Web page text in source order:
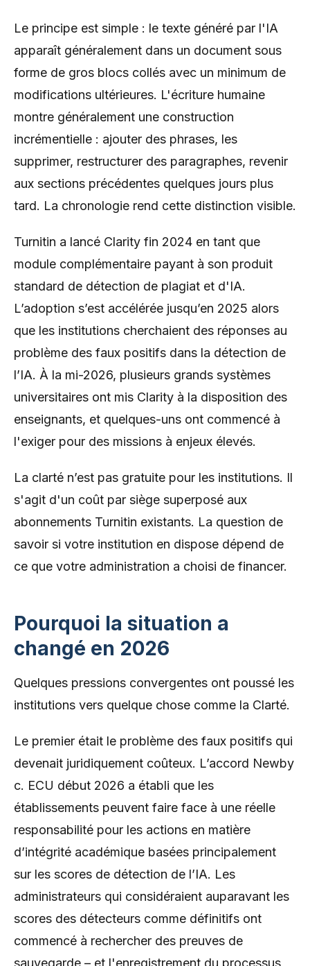
Le principe est simple : le texte généré par l'IA
apparaît généralement dans un document sous
forme de gros blocs collés avec un minimum de
modifications ultérieures. L'écriture humaine
montre généralement une construction
incrémentielle : ajouter des phrases, les
supprimer, restructurer des paragraphes, revenir
aux sections précédentes quelques jours plus
tard. La chronologie rend cette distinction visible.
Turnitin a lancé Clarity fin 2024 en tant que
module complémentaire payant à son produit
standard de détection de plagiat et d'IA.
L’adoption s’est accélérée jusqu’en 2025 alors
que les institutions cherchaient des réponses au
problème des faux positifs dans la détection de
l’IA. À la mi-2026, plusieurs grands systèmes
universitaires ont mis Clarity à la disposition des
enseignants, et quelques-uns ont commencé à
l'exiger pour des missions à enjeux élevés.
La clarté n’est pas gratuite pour les institutions. Il
s'agit d'un coût par siège superposé aux
abonnements Turnitin existants. La question de
savoir si votre institution en dispose dépend de
ce que votre administration a choisi de financer.
Pourquoi la situation a
changé en 2026
Quelques pressions convergentes ont poussé les
institutions vers quelque chose comme la Clarté.
Le premier était le problème des faux positifs qui
devenait juridiquement coûteux. L’accord Newby
c. ECU début 2026 a établi que les
établissements peuvent faire face à une réelle
responsabilité pour les actions en matière
d’intégrité académique basées principalement
sur les scores de détection de l’IA. Les
administrateurs qui considéraient auparavant les
scores des détecteurs comme définitifs ont
commencé à rechercher des preuves de
sauvegarde – et l'enregistrement du processus